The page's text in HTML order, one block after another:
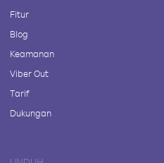
Fitur
Blog
Keamanan
Viber Out
Tarif
Dukungan